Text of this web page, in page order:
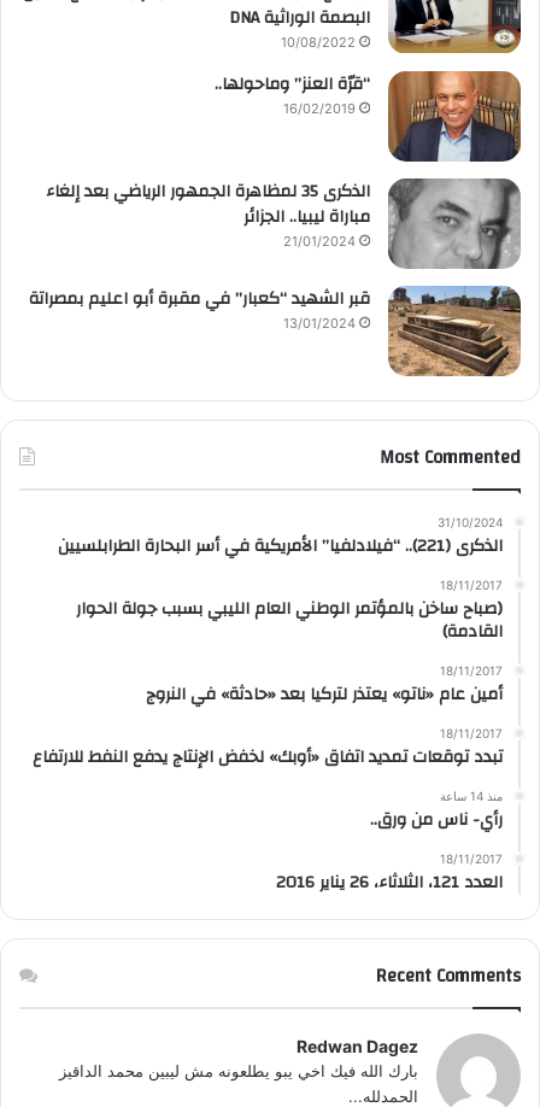
البصمة الوراثية DNA
10/08/2022
“قرّة العنز” وماحولها..
16/02/2019
الذكرى 35 لمظاهرة الجمهور الرياضي بعد إلغاء
مباراة ليبيا.. الجزائر
21/01/2024
قبر الشهيد “كعبار” في مقبرة أبو اعليم بمصراتة
13/01/2024
Most Commented
31/10/2024
الذكرى (221).. “فيلادلفيا” الأمريكية في أسر البحارة الطرابلسيين
18/11/2017
(صباح ساخن بالمؤتمر الوطني العام الليبي بسبب جولة الحوار
القادمة)
18/11/2017
أمين عام «ناتو» يعتذر لتركيا بعد «حادثة» في النروج
18/11/2017
تبدد توقعات تمديد اتفاق «أوبك» لخفض الإنتاج يدفع النفط للارتفاع
منذ 14 ساعة
رأي- ناس من ورق..
18/11/2017
العدد 121، الثلاثاء، 26 يناير 2016
Recent Comments
Redwan Dagez
بارك الله فيك اخي يبو يطلعونه مش ليبين محمد الداقيز
الحمدلله...